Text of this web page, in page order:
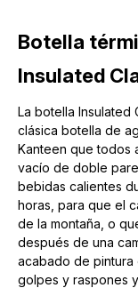
Botella
Insulated
La botella Insulated
clásica botella de
Kanteen que todos
vacío de doble
bebidas calientes
horas, para que el
de la montaña, o
después de una
acabado de pintura
golpes y raspones